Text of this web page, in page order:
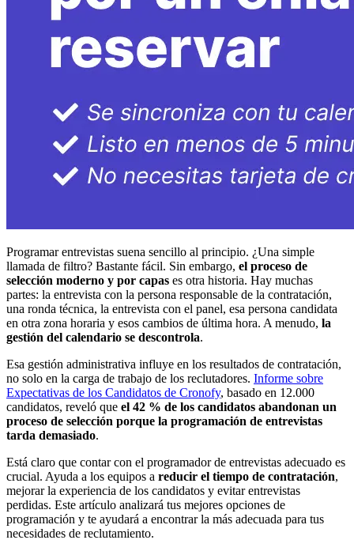
Programar entrevistas suena sencillo al principio. ¿Una simple
llamada de filtro? Bastante fácil. Sin embargo, el proceso de
selección moderno y por capas es otra historia. Hay muchas
partes: la entrevista con la persona responsable de la contratación,
una ronda técnica, la entrevista con el panel, esa persona candidata
en otra zona horaria y esos cambios de última hora. A menudo, la
gestión del calendario se descontrola.
Esa gestión administrativa influye en los resultados de contratación,
no solo en la carga de trabajo de los reclutadores. Informe sobre
Expectativas de los Candidatos de Cronofy, basado en 12.000
candidatos, reveló que el 42 % de los candidatos abandonan un
proceso de selección porque la programación de entrevistas
tarda demasiado.
Está claro que contar con el programador de entrevistas adecuado es
crucial. Ayuda a los equipos a reducir el tiempo de contratación,
mejorar la experiencia de los candidatos y evitar entrevistas
perdidas. Este artículo analizará tus mejores opciones de
programación y te ayudará a encontrar la más adecuada para tus
necesidades de reclutamiento.